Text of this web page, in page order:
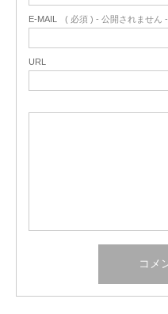
E-MAIL ( 必須 ) - 公開されません -
URL